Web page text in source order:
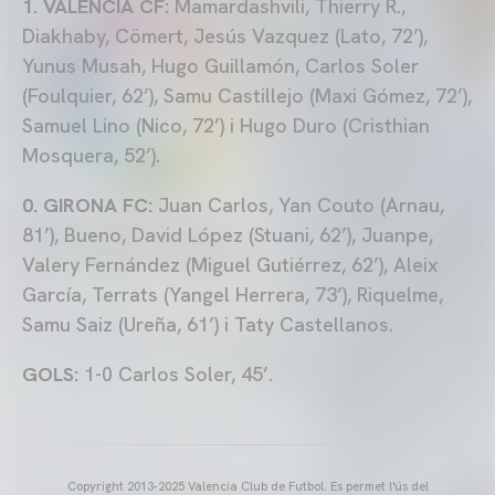
1. VALENCIA CF: Mamardashvili, Thierry R.,
Diakhaby, Cömert, Jesús Vazquez (Lato, 72’),
Yunus Musah, Hugo Guillamón, Carlos Soler
(Foulquier, 62’), Samu Castillejo (Maxi Gómez, 72’),
Samuel Lino (Nico, 72’) i Hugo Duro (Cristhian
Mosquera, 52’).
0. GIRONA FC: Juan Carlos, Yan Couto (Arnau,
81’), Bueno, David López (Stuani, 62’), Juanpe,
Valery Fernández (Miguel Gutiérrez, 62’), Aleix
García, Terrats (Yangel Herrera, 73’), Riquelme,
Samu Saiz (Ureña, 61’) i Taty Castellanos.
GOLS: 1-0 Carlos Soler, 45’.
Copyright 2013-2025 Valencia Club de Futbol. Es permet l'ús del